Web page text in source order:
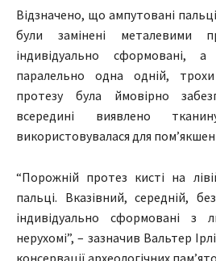
Відзначено, що ампутовані пальці
були замінені металевими
індивідуально сформовані,
паралельно одна одній, трохи
протезу була ймовірно
всередині виявлено
використовувалася для
“Порожній протез кисті на
пальці. Вказівний, середній,
індивідуально сформовані з
нерухомі”, – зазначив Вальтер